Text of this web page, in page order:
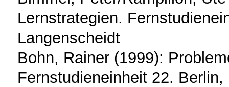
Lernstrategien.
Langenscheidt
Bohn, Rainer (1999):
Fernstudieneinheit 22.